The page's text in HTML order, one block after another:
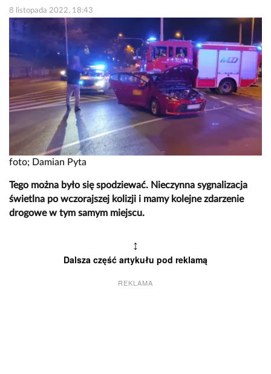
8 listopada 2022, 18:43
foto; Damian Pyta
Tego można było się spodziewać. Nieczynna sygnalizacja
świetlna po wczorajszej kolizji i mamy kolejne zdarzenie
drogowe w tym samym miejscu.
↕
Dalsza część artykułu pod reklamą
REKLAMA